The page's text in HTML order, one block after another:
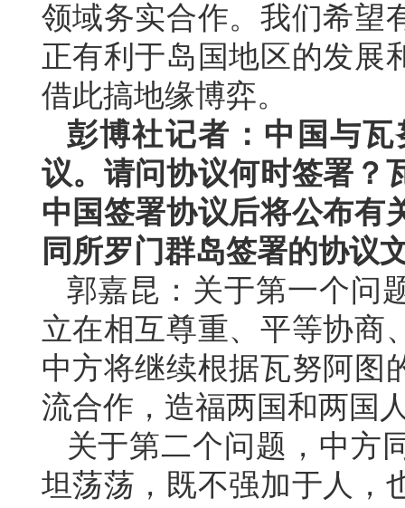
领域务实合作。我们希望
正有利于岛国地区的发展
借此搞地缘博弈。
彭博社记者：中国与
议。请问协议何时签署？
中国签署协议后将公布有
同所罗门群岛签署的协议
郭嘉昆：关于第一个问
立在相互尊重、平等协商
中方将继续根据瓦努阿图
流合作，造福两国和两国
关于第二个问题，中方
坦荡荡，既不强加于人，